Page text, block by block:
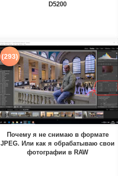
D5200
(293)
Почему я не снимаю в формате
JPEG. Или как я обрабатываю свои
фотографии в RAW